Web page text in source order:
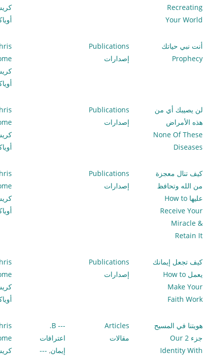
Recreating
Your World
أنت نبي حياتك
Prophecy
Publications
إصدارات
لن يصيبك أي من
هذه الأمراض
None Of These
Diseases
Publications
إصدارات
كيف تنال معجزة
من الله وتحافظ
عليها How to
Receive Your
Miracle &
Retain It
Publications
إصدارات
كيف تجعل إيمانك
يعمل How to
Make Your
Faith Work
Publications
إصدارات
هويتنا في المسيح
جزء 2 Our
Identity With
Articles
مقالات
--- B.
اعترافات
إيمان,
---